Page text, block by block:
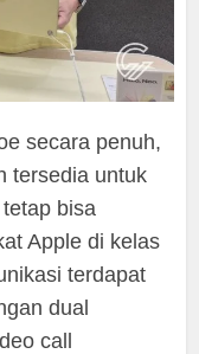
secara penuh,
tersedia untuk
bisa
Apple di kelas
terdapat
dual
call